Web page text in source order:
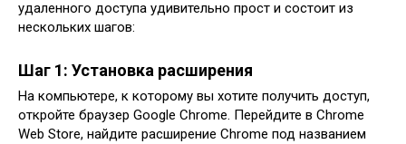
удаленного доступа удивительно прост и состоит из
нескольких шагов:
Шаг 1: Установка расширения
На компьютере, к которому вы хотите получить доступ,
откройте браузер Google Chrome. Перейдите в Chrome
Web Store, найдите расширение Chrome под названием